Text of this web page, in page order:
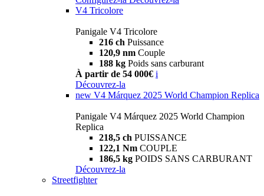
V4 Tricolore
Panigale V4 Tricolore
216 ch Puissance
120,9 nm Couple
188 kg Poids sans carburant
À partir de 54 000€ i
Découvrez-la
new V4 Márquez 2025 World Champion Replica
Panigale V4 Márquez 2025 World Champion
Replica
218,5 ch PUISSANCE
122,1 Nm COUPLE
186,5 kg POIDS SANS CARBURANT
Découvrez-la
Streetfighter